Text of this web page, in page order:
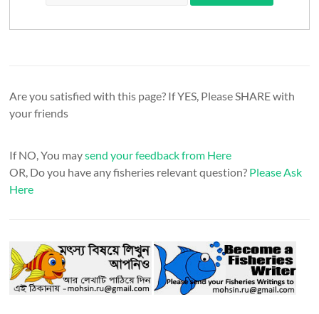
Are you satisfied with this page? If YES, Please SHARE with
your friends
If NO, You maysend your feedback from Here
OR, Do you have any fisheries relevant question? Please Ask
Here